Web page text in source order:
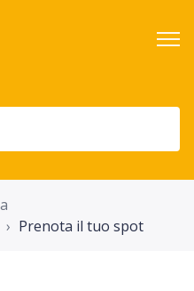
Prenota il tuo spot